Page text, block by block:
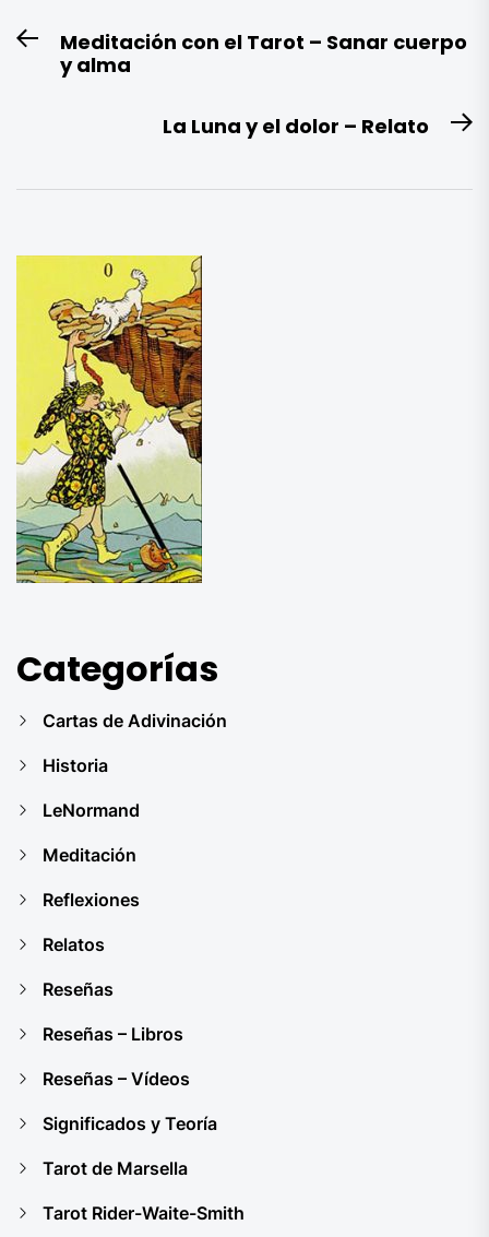
Navegación
de
entradas
Entrada
anterior:
Meditación con el Tarot – Sanar cuerpo
y alma
La Luna y el dolor – Relato
Categorías
Cartas de Adivinación
Historia
LeNormand
Meditación
Reflexiones
Relatos
Reseñas
Reseñas – Libros
Reseñas – Vídeos
Significados y Teoría
Tarot de Marsella
Tarot Rider-Waite-Smith